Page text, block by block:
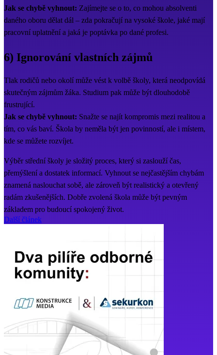
Jak se chybě vyhnout: Zajímejte se o to, co mohou absolventi
daného oboru dělat dál – zda pokračují na vysoké škole, jaké mají
pracovní uplatnění a jaká je poptávka po dané profesi.
6) Ignorování vlastních zájmů
Tlak rodičů nebo okolí může vést k volbě školy, která neodpovídá
skutečným zájmům žáka. Studium pak může být dlouhodobě
frustrující.
Jak se chybě vyhnout: Snažte se najít kompromis mezi realitou a
tím, co vás baví. Škola by neměla být jen povinností, ale i místem,
kde se můžete rozvíjet.
Výběr střední školy je složitý proces, který si zaslouží čas,
přemýšlení a dostatek informací. Vyhnout se nejčastějším chybám
znamená naslouchat sobě, ale zároveň být realistický a otevřený
radám zkušenějších. Dobře zvolená škola může být pevným
základem pro budoucí spokojený život.
Další článek